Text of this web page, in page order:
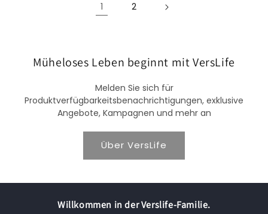
1 2
Müheloses Leben beginnt mit VersLife
Melden Sie sich für
Produktverfügbarkeitsbenachrichtigungen, exklusive
Angebote, Kampagnen und mehr an
Über VersLife
Willkommen in der Verslife-Familie.